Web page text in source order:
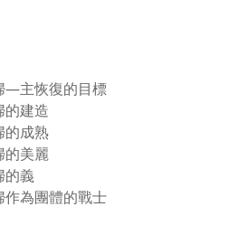
主恢復的目標
建造
成熟
美麗
義
為團體的戰士